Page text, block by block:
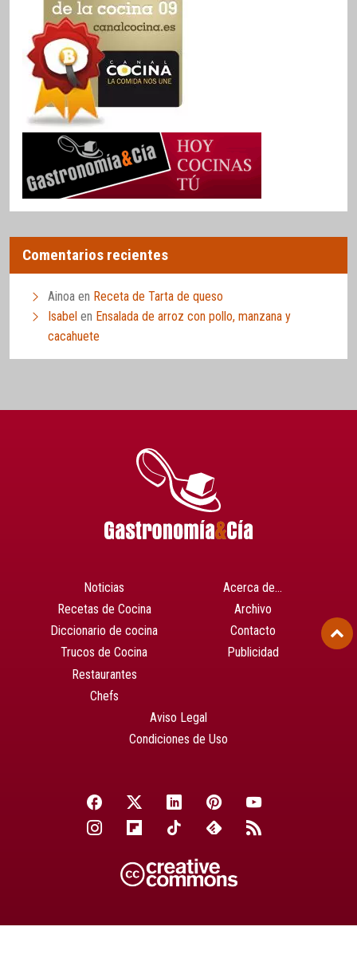
Comentarios recientes
Ainoa en Receta de Tarta de queso
Isabel en Ensalada de arroz con pollo, manzana y
cacahuete
Noticias
Recetas de Cocina
Diccionario de cocina
Trucos de Cocina
Restaurantes
Chefs
Acerca de…
Archivo
Contacto
Publicidad
Aviso Legal
Condiciones de Uso